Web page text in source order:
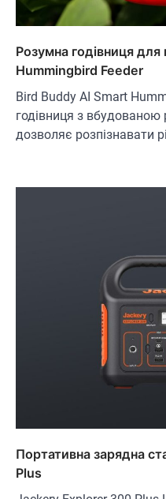
Розумна годівниця для
Hummingbird Feeder
Bird Buddy AI Smart
годівниця з
дозволяє розпізнавати
Портативна зарядна
Plus